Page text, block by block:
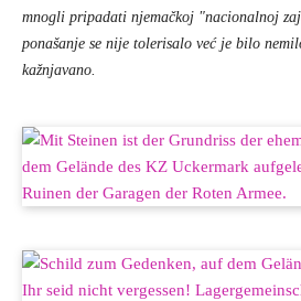
mnogli pripadati njemačkoj "nacionalnoj
ponašanje se nije tolerisalo već je bilo
kažnjavano.